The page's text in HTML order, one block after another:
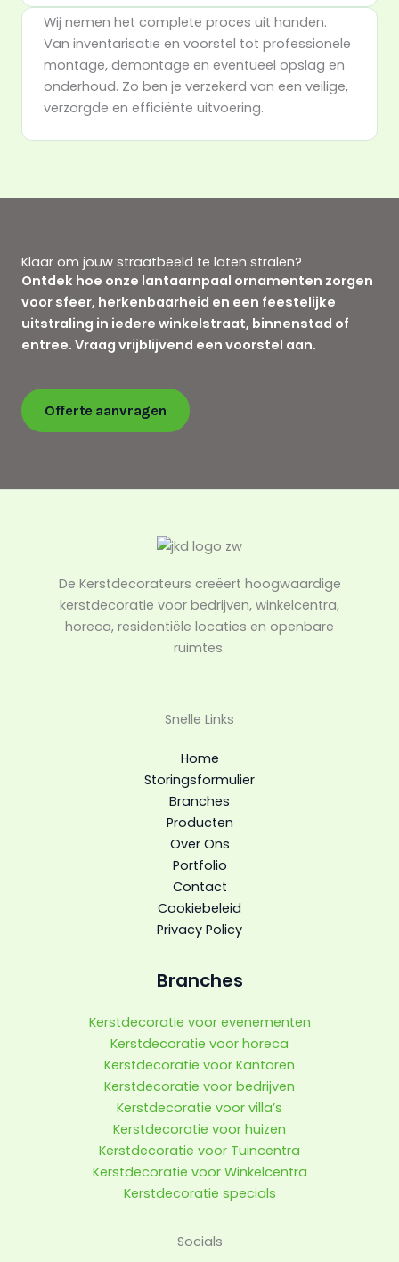
Wij nemen het complete proces uit handen.
Van inventarisatie en voorstel tot professionele
montage, demontage en eventueel opslag en
onderhoud. Zo ben je verzekerd van een veilige,
verzorgde en efficiënte uitvoering.
Klaar om jouw straatbeeld te laten stralen?
Ontdek hoe onze lantaarnpaal ornamenten zorgen
voor sfeer, herkenbaarheid en een feestelijke
uitstraling in iedere winkelstraat, binnenstad of
entree. Vraag vrijblijvend een voorstel aan.
Offerte aanvragen
De Kerstdecorateurs creëert hoogwaardige
kerstdecoratie voor bedrijven, winkelcentra,
horeca, residentiële locaties en openbare
ruimtes.
Snelle Links
Home
Storingsformulier
Branches
Producten
Over Ons
Portfolio
Contact
Cookiebeleid
Privacy Policy
Branches
Kerstdecoratie voor evenementen
Kerstdecoratie voor horeca
Kerstdecoratie voor Kantoren
Kerstdecoratie voor bedrijven
Kerstdecoratie voor villa’s
Kerstdecoratie voor huizen
Kerstdecoratie voor Tuincentra
Kerstdecoratie voor Winkelcentra
Kerstdecoratie specials
Socials